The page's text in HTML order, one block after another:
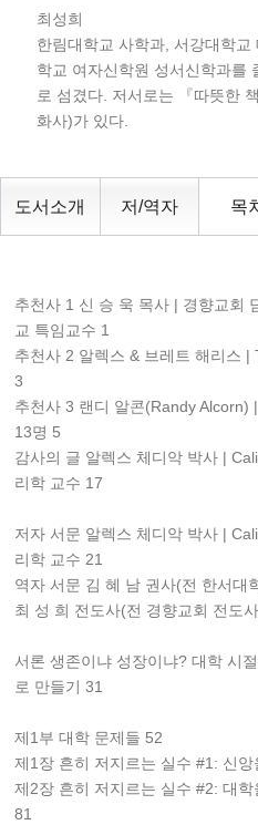
최성희
한림대학교 사학과, 서강대학
학교 여자신학원 성서신학과를
로 섬겼다. 저서로는 『따뜻한
화사)가 있다.
도서소개 저/역자 목
추천사 1 신 승 욱 목사 | 경향교회
교 특임교수 1
추천사 2 알렉스 & 브레트 해리스
3
추천사 3 랜디 알콘(Randy Alcorn)
13명 5
감사의 글 알렉스 체디악 박사 |
리학 교수 17
저자 서문 알렉스 체디악 박사 |
리학 교수 21
역자 서문 김 혜 남 권사(전 한서대
최 성 희 전도사(전 경향교회 전도
서론 생존이냐 성장이냐? 대학 시
로 만들기 31
제1부 대학 문제들 52
제1장 흔히 저지르는 실수 #1: 신
제2장 흔히 저지르는 실수 #2: 대
81